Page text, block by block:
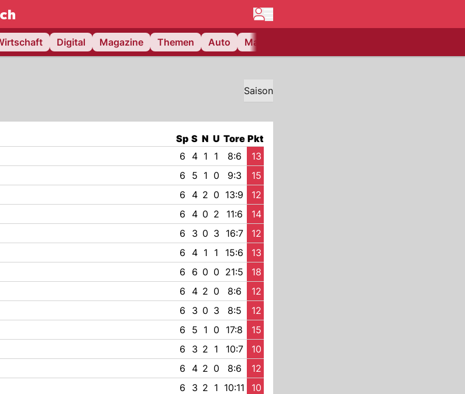
Digital Magazine Themen Auto Matchcenter
Saison
Sp S N U Tore Pkt
6 4 1 1 8:6
13
6 5 1 0 9:3
15
6 4 2 0 13:9
12
6 4 0 2 11:6
14
6 3 0 3 16:7
12
6 4 1 1 15:6
13
6 6 0 0 21:5
18
6 4 2 0 8:6
12
6 3 0 3 8:5
12
6 5 1 0 17:8
15
6 3 2 1 10:7
10
6 4 2 0 8:6
12
6 3 2 1 10:11
10